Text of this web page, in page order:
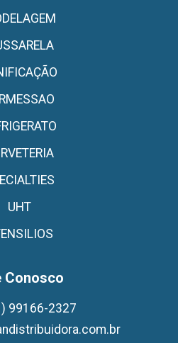
UHT
Conosco
99166-2327